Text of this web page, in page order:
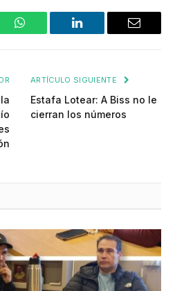
WhatsApp LinkedIn Email
ARTÍCULO SIGUIENTE
Estafa Lotear: A Biss no le
cierran los números